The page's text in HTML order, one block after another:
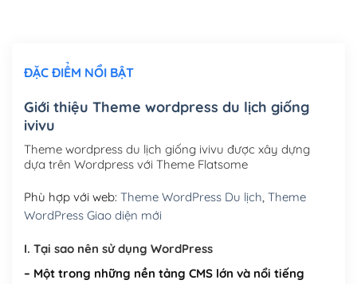
Mua thêm Host + Tên miền
(+300,000₫)
Hosting 2GB SSD (1 năm)(+450,000₫)
Hosting 3GB SSD (1 năm)(+550,000₫)
Hosting 5GB SSD (1 năm)
Hosting 8GB SSD (1 năm) (+950,000₫)
ĐẶC ĐIỂM NỔI BẬT
Giới thiệu Theme wordpress du lịch giống
ivivu
Theme wordpress du lịch giống ivivu được xây dựng
dựa trên Wordpress với Theme Flatsome
Phù hợp với web: Theme WordPress Du lịch, Theme
WordPress Giao diện mới
I. Tại sao nên sử dụng WordPress
– Một trong những nền tảng CMS lớn và nổi tiếng